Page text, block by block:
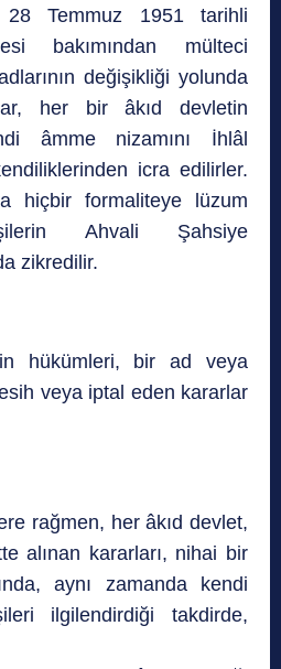
28 Temmuz 1951 tarihli
bakımından mülteci
değişikliği yolunda
her bir âkıd devletin
âmme nizamını İhlâl
icra edilirler.
hiçbir formaliteye lüzum
Ahvali Şahsiye
zikredilir.
hükümleri, bir ad veya
veya iptal eden kararlar
rağmen, her âkıd devlet,
alınan kararları, nihai bir
aynı zamanda kendi
ilgilendirdiği takdirde,